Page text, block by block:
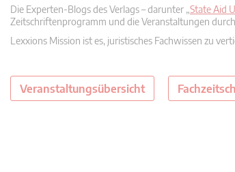
Die Experten-Blogs des Verlags – darunter „State Aid
Zeitschriftenprogramm und die Veranstaltungen
Lexxions Mission ist es, juristisches Fachwissen zu
Veranstaltungsübersicht